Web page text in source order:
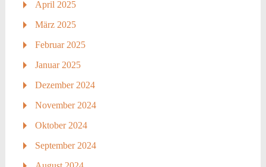
April 2025
März 2025
Februar 2025
Januar 2025
Dezember 2024
November 2024
Oktober 2024
September 2024